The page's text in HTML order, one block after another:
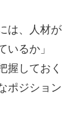
は、人材が
いるか」
握しておく
ポジション